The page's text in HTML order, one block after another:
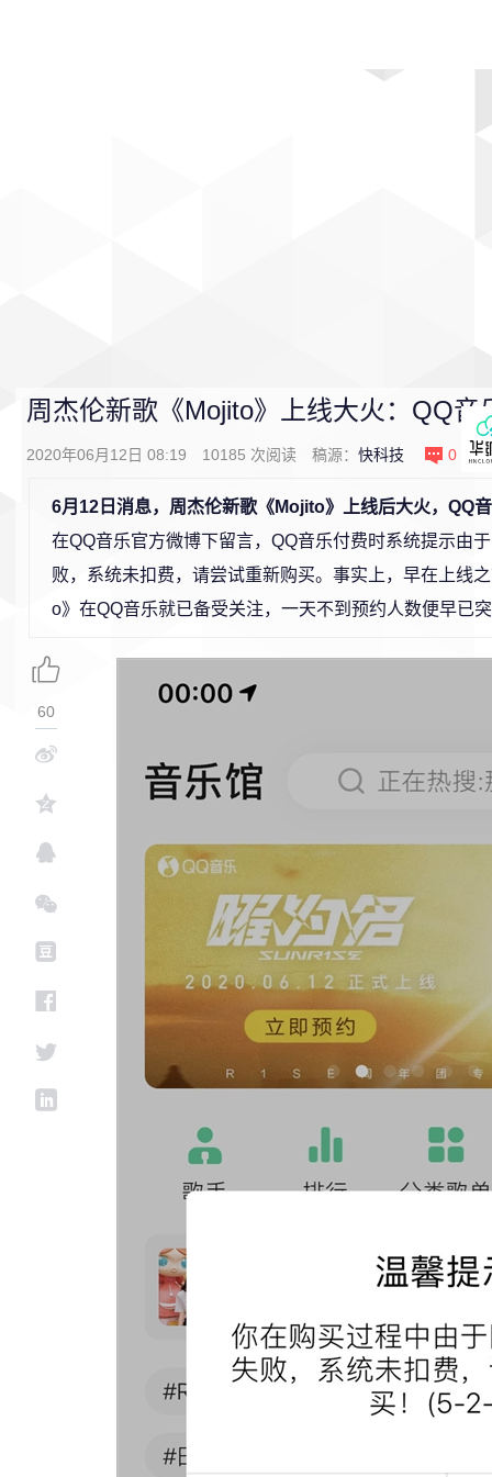
周杰伦新歌《Mojito》上线大火：QQ音
2020年06月12日 08:19 10185 次阅读 稿源： 快科技 0 条
6月12日消息，周杰伦新歌《Mojito》上线后大火，QQ
在QQ音乐官方微博下留言，QQ音乐付费时系统提示由
败，系统未扣费，请尝试重新购买。事实上，早在上线
o》在QQ音乐就已备受关注，一天不到预约人数便早已
60